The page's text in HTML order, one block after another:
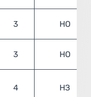
3 НО
3 НО
4 НЗ